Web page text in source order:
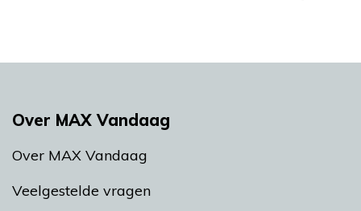
Over MAX Vandaag
Over MAX Vandaag
Veelgestelde vragen